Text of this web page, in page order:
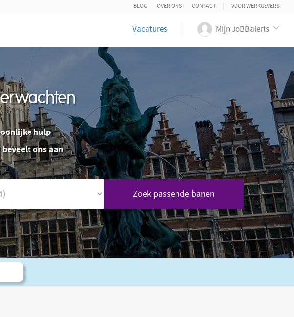
BLOG OVER ONS CONTACT VOOR WERKGEVERS
Vacatures Mijn JoBBalerts
hulp
beveelt ons aan
Zoek passende banen